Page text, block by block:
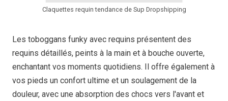
Claquettes requin tendance de Sup Dropshipping
Les toboggans funky avec requins présentent des
requins détaillés, peints à la main et à bouche ouverte,
enchantant vos moments quotidiens. Il offre également à
vos pieds un confort ultime et un soulagement de la
douleur, avec une absorption des chocs vers l'avant et